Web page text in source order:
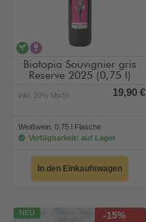
veganalkoholhaltig
Biotopia Souvignier gris
Reserve 2025 (0,75 l)
inkl. 20% MwSt. 19,90 €
Weißwein, 0,75 l Flasche
Verfügbarkeit: auf Lager
In den Einkaufswagen
NEU -15%